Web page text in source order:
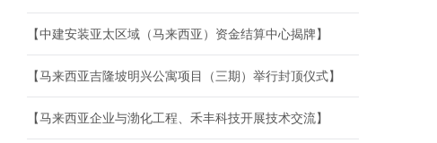
【中建安装亚太区域（马来西亚）资金结算中心揭牌】
【马来西亚吉隆坡明兴公寓项目（三期）举行封顶仪式】
【马来西亚企业与渤化工程、禾丰科技开展技术交流】